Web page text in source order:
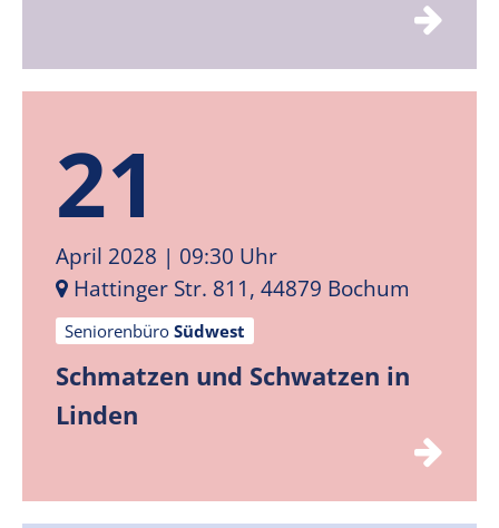
21
April 2028 | 09:30 Uhr
Hattinger Str. 811, 44879 Bochum
Seniorenbüro Südwest
Schmatzen und Schwatzen in
Linden